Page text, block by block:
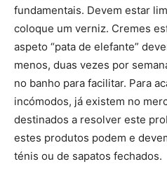
fundamentais. Devem estar
coloque um verniz. Cremes
aspeto “pata de elefante”
menos, duas vezes por
no banho para facilitar. Para
incómodos, já existem no
destinados a resolver este
estes produtos podem e
ténis ou de sapatos fechados.